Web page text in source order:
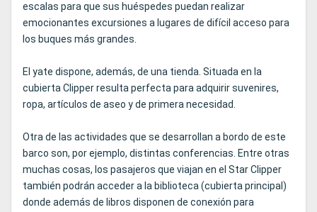
escalas para que sus huéspedes puedan realizar
emocionantes excursiones a lugares de difícil acceso para
los buques más grandes.
El yate dispone, además, de una tienda. Situada en la
cubierta Clipper resulta perfecta para adquirir suvenires,
ropa, artículos de aseo y de primera necesidad.
Otra de las actividades que se desarrollan a bordo de este
barco son, por ejemplo, distintas conferencias. Entre otras
muchas cosas, los pasajeros que viajan en el Star Clipper
también podrán acceder a la biblioteca (cubierta principal)
donde además de libros disponen de conexión para